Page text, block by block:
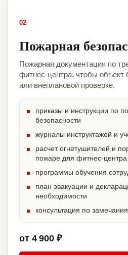
02
Пожарная
Пожарная документация по
фитнес-центра, чтобы объект
или внеплановой проверке.
приказы и инструкции по
безопасности
журналы инструктажей и
расчет огнетушителей и
пожаре для фитнес-центра
программы обучения
план эвакуации и
необходимости
консультация по
от 4 900 ₽